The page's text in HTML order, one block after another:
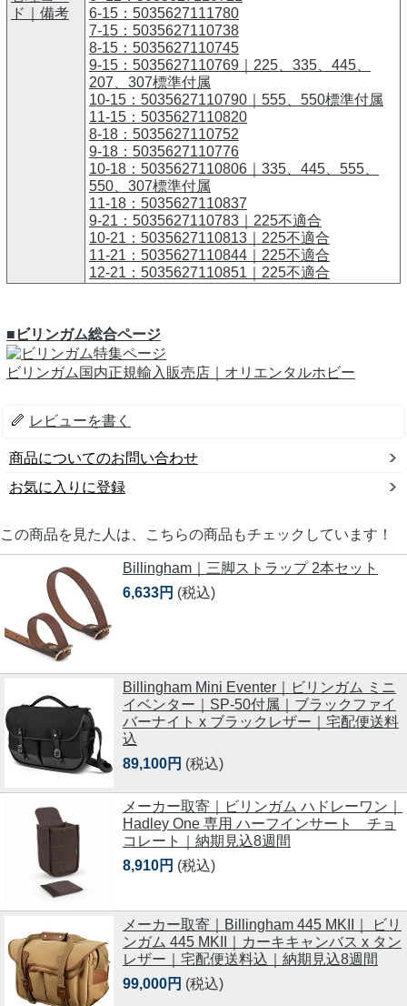
ド｜備考
6-15：5035627111780
7-15：5035627110738
8-15：5035627110745
9-15：5035627110769｜225、335、445、
207、307標準付属
10-15：5035627110790｜555、550標準付属
11-15：5035627110820
8-18：5035627110752
9-18：5035627110776
10-18：5035627110806｜335、445、555、
550、307標準付属
11-18：5035627110837
9-21：5035627110783｜225不適合
10-21：5035627110813｜225不適合
11-21：5035627110844｜225不適合
12-21：5035627110851｜225不適合
■ビリンガム総合ページ
ビリンガム国内正規輸入販売店｜オリエンタルホビー
レビューを書く
商品についてのお問い合わせ
お気に入りに登録
この商品を見た人は、こちらの商品もチェックしています！
Billingham｜三脚ストラップ 2本セット
6,633円 (税込)
Billingham Mini Eventer｜ビリンガム ミニ
イベンター｜SP-50付属｜ブラックファイ
バーナイト x ブラックレザー｜宅配便送料
込
89,100円 (税込)
メーカー取寄｜ビリンガム ハドレーワン｜
Hadley One 専用 ハーフインサート チョ
コレート｜納期見込8週間
8,910円 (税込)
メーカー取寄｜Billingham 445 MKII｜ ビリ
ンガム 445 MKII｜カーキキャンバス x タン
レザー｜宅配便送料込｜納期見込8週間
99,000円 (税込)